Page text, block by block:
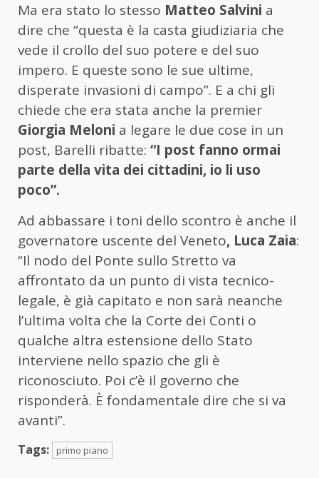
Ma era stato lo stesso Matteo Salvini a
dire che “questa è la casta giudiziaria che
vede il crollo del suo potere e del suo
impero. E queste sono le sue ultime,
disperate invasioni di campo”. E a chi gli
chiede che era stata anche la premier
Giorgia Meloni a legare le due cose in un
post, Barelli ribatte: “I post fanno ormai
parte della vita dei cittadini, io li uso
poco”.
Ad abbassare i toni dello scontro è anche il
governatore uscente del Veneto, Luca Zaia:
“Il nodo del Ponte sullo Stretto va
affrontato da un punto di vista tecnico-
legale, è già capitato e non sarà neanche
l’ultima volta che la Corte dei Conti o
qualche altra estensione dello Stato
interviene nello spazio che gli è
riconosciuto. Poi c’è il governo che
risponderà. È fondamentale dire che si va
avanti”.
Tags: primo piano